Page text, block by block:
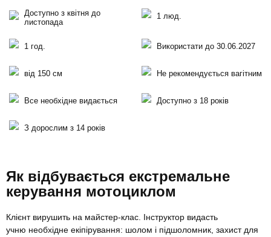
Доступно з квітня до
листопада
1 люд.
1 год. Використати до 30.06.2027
від 150 см Не рекомендується вагітним
Все необхідне видається Доступно з 18 років
З дорослим з 14 років
Як відбувається екстремальне
керування мотоциклом
Клієнт вирушить на майстер-клас. Інструктор видасть
учню необхідне екіпірування: шолом і підшоломник, захист для